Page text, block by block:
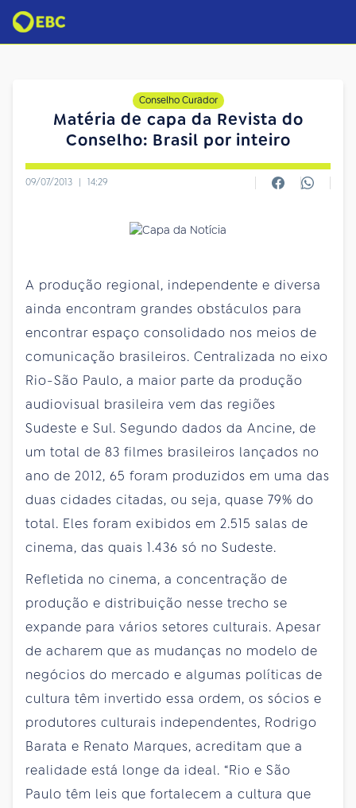
Conselho Curador
Matéria de capa da Revista do
Conselho: Brasil por inteiro
09/07/2013 | 14:29
A produção regional, independente e diversa
ainda encontram grandes obstáculos para
encontrar espaço consolidado nos meios de
comunicação brasileiros. Centralizada no eixo
Rio-São Paulo, a maior parte da produção
audiovisual brasileira vem das regiões
Sudeste e Sul. Segundo dados da Ancine, de
um total de 83 filmes brasileiros lançados no
ano de 2012, 65 foram produzidos em uma das
duas cidades citadas, ou seja, quase 79% do
total. Eles foram exibidos em 2.515 salas de
cinema, das quais 1.436 só no Sudeste.
Refletida no cinema, a concentração de
produção e distribuição nesse trecho se
expande para vários setores culturais. Apesar
de acharem que as mudanças no modelo de
negócios do mercado e algumas políticas de
cultura têm invertido essa ordem, os sócios e
produtores culturais independentes, Rodrigo
Barata e Renato Marques, acreditam que a
realidade está longe da ideal. “Rio e São
Paulo têm leis que fortalecem a cultura que